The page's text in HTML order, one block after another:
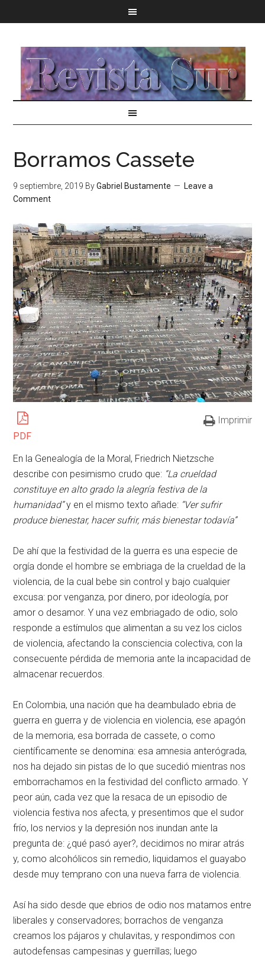
Borramos Cassete
9 septiembre, 2019 ByGabriel Bustamente
Leave a
Comment
PDF
Imprimir
En la Genealogía de la Moral, Friedrich Nietzsche
describe con pesimismo crudo que: “La crueldad
constituye en alto grado la alegría festiva de la
humanidad”y en el mismo texto añade: “Ver sufrir
produce bienestar, hacer sufrir, más bienestar todavía”
De ahí que la festividad de la guerra es una especie de
orgía donde el hombre se embriaga de la crueldad de la
violencia, de la cual bebe sin control y bajo cualquier
excusa: por venganza, por dinero, por ideología, por
amor o desamor. Y una vez embriagado de odio, solo
responde a estímulos que alimentan a su vez los ciclos
de violencia, afectando la consciencia colectiva, con la
consecuente pérdida de memoria ante la incapacidad de
almacenar recuerdos.
En Colombia, una nación que ha deambulado ebria de
guerra en guerra y de violencia en violencia, ese apagón
de la memoria, esa borrada de cassete, o como
científicamente se denomina: esa amnesia anterógrada,
nos ha dejado sin pistas de lo que sucedió mientras nos
emborrachamos en la festividad del conflicto armado. Y
peor aún, cada vez que la resaca de un episodio de
violencia festiva nos afecta, y presentimos que el sudor
frío, los nervios y la depresión nos inundan ante la
pregunta de: ¿qué pasó ayer?, decidimos no mirar atrás
y, como alcohólicos sin remedio, liquidamos el guayabo
desde muy temprano con una nueva farra de violencia.
Así ha sido desde que ebrios de odio nos matamos entre
liberales y conservadores; borrachos de venganza
creamos los pájaros y chulavitas, y respondimos con
autodefensas campesinas y guerrillas; luego